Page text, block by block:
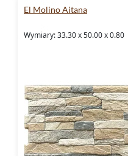
El Molino Aitana
Wymiary: 33.30 x 50.00 x 0.80